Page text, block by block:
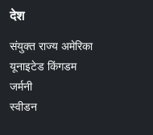
देश
संयुक्त राज्य अमेरिका
यूनाइटेड किंगडम
जर्मनी
स्वीडन